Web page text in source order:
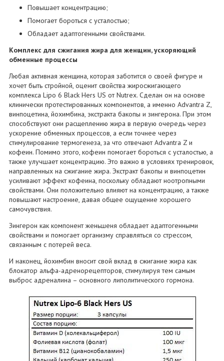
Повышает концентрацию;
Помогает бороться с усталостью;
Обладает адаптогенными свойствами.
Комплекс для сжигания жира для женщин, ускоряющий
обменные процессы
Любая активная женщина, которая заботится о своей фигуре и
хочет быть стройной, оценит свойства жиросжигающего
комплекса Lipo 6 Black Hers US от Nutrex. Сделан он на основе
клинически протестированных компонентов, а именно Advantra Z,
винпоцетина, йохимбина, экстракта бакопы и зингерона. При этом
способствуют они расщеплению жира в первую очередь через
ускорение обменных процессов, а если точнее через
стимулирование термогенеза, за что отвечают Advantra Z и
кофеин. Помимо этого, кофеин помогает бороться с усталостью, а
также улучшает концентрацию. Это важно в условиях тренировок,
направленных на сжигание жира. Экстракт бакопы и винпоцетин
усиливают эффект кофеина, поскольку обладают ноотропными
свойствами. Они положительно влияют на концентрацию, а также
повышают настроение, давая общее ощущение хорошего
самочувствия.
Зингерон как компонент женьшеня обладает адаптогенными
свойствами и помогает организму справляться со стрессом,
связанным с потерей веса.
И наконец, йохимбин вносит свой вклад в сжигание жира как
блокатор альфа-адренорецепторов, стимулируя тем самым
выброс адреналина – основного липолитического гормона.